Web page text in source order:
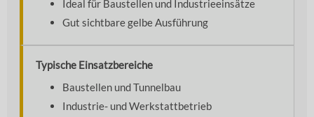
Ideal für Baustellen und Industrieeinsätze
Gut sichtbare gelbe Ausführung
Typische Einsatzbereiche
Baustellen und Tunnelbau
Industrie- und Werkstattbetrieb